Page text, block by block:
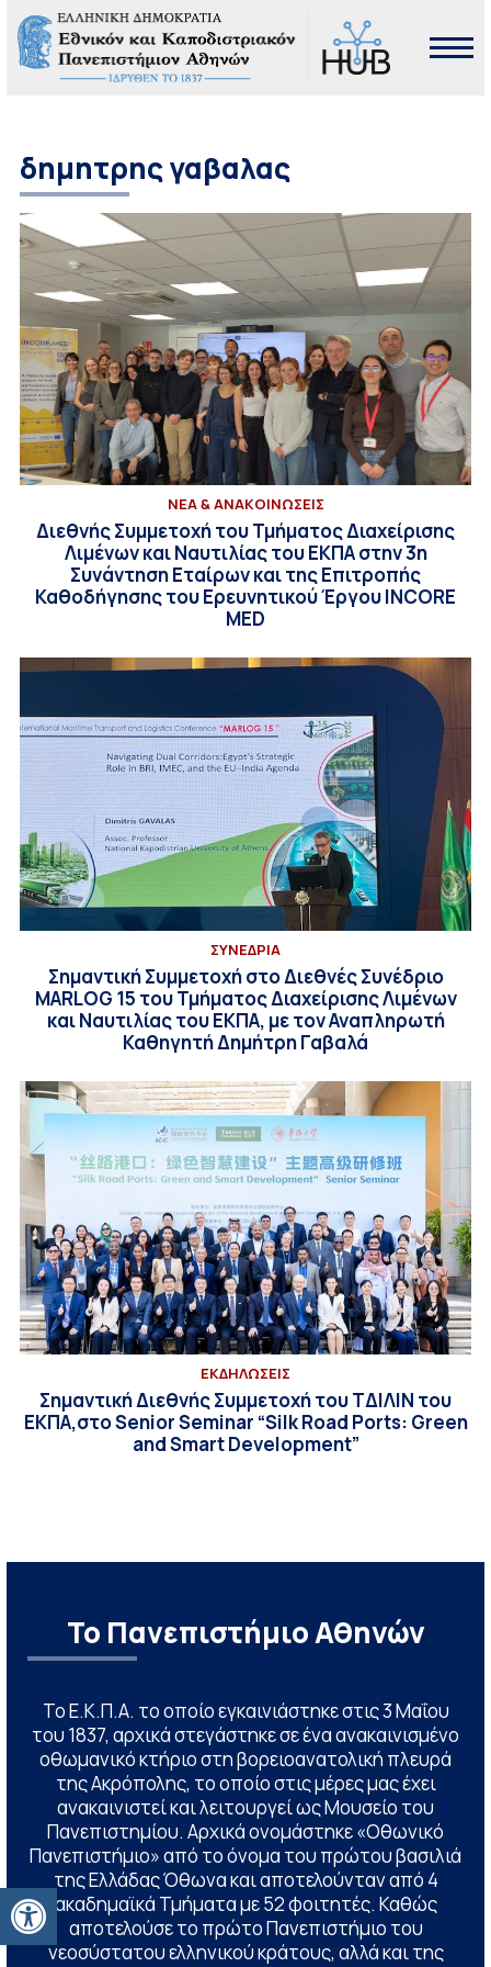
Ανοίξτε τη γραμμή εργαλείων
δημητρης γαβαλας
ΝΕΑ & ΑΝΑΚΟΙΝΩΣΕΙΣ
Διεθνής Συμμετοχή του Τμήματος Διαχείρισης
Λιμένων και Ναυτιλίας του ΕΚΠΑ στην 3η
Συνάντηση Εταίρων και της Επιτροπής
Καθοδήγησης του Ερευνητικού Έργου INCORE
MED
ΣΥΝΕΔΡΙΑ
Σημαντική Συμμετοχή στο Διεθνές Συνέδριο
MARLOG 15 του Τμήματος Διαχείρισης Λιμένων
και Ναυτιλίας του ΕΚΠΑ, με τον Αναπληρωτή
Καθηγητή Δημήτρη Γαβαλά
ΕΚΔΗΛΩΣΕΙΣ
Σημαντική Διεθνής Συμμετοχή του ΤΔΙΛΙΝ του
ΕΚΠΑ,στο Senior Seminar “Silk Road Ports: Green
and Smart Development”
Το Πανεπιστήμιο Αθηνών
Το Ε.Κ.Π.Α. το οποίο εγκαινιάστηκε στις 3 Μαΐου
του 1837, αρχικά στεγάστηκε σε ένα ανακαινισμένο
οθωμανικό κτήριο στη βορειοανατολική πλευρά
της Ακρόπολης, το οποίο στις μέρες μας έχει
ανακαινιστεί και λειτουργεί ως Μουσείο του
Πανεπιστημίου. Αρχικά ονομάστηκε «Οθωνικό
Πανεπιστήμιο» από το όνομα του πρώτου βασιλιά
της Ελλάδας Όθωνα και αποτελούνταν από 4
ακαδημαϊκά Τμήματα με 52 φοιτητές. Καθώς
αποτελούσε το πρώτο Πανεπιστήμιο του
νεοσύστατου ελληνικού κράτους, αλλά και της